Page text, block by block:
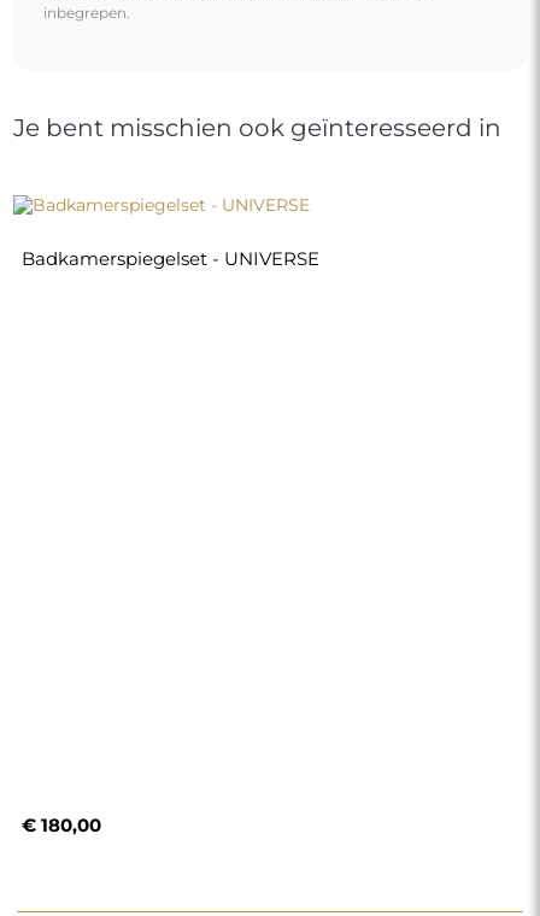
inbegrepen.
Je bent misschien ook geïnteresseerd in
Badkamerspiegelset - UNIVERSE
€ 180,00